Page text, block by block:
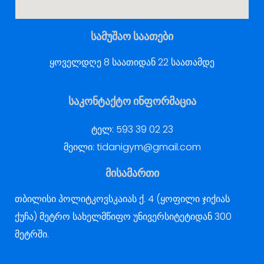
სამუშაო საათები
ყოველდღე 8 საათიდან 22 საათამდე
საკონტაქტო ინფორმაცია
ტელ: 593 39 02 23
მეილი: tidanigym@gmail.com
მისამართი
თბილისი პოლიტკოვსკაიას ქ. 4 (ყოფილი ჯიქიას
ქუჩა) მეტრო სახელმწიფო უნივერსიტეტიდან 300
მეტრში.